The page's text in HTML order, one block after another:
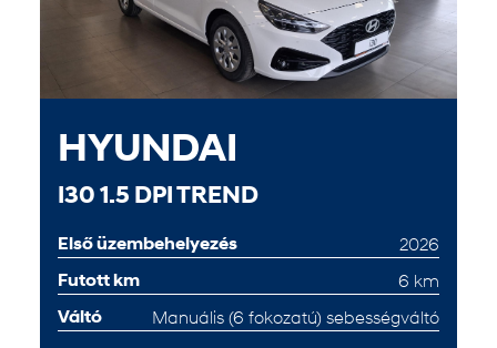
HYUNDAI
I30 1.5 DPI TREND
Első üzembehelyezés
2026
Futott km
6 km
Váltó
Manuális (6 fokozatú) sebességváltó